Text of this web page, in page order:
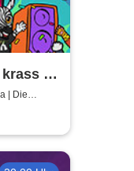
-
| Die